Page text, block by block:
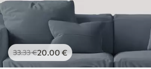
33.33€20.00 €